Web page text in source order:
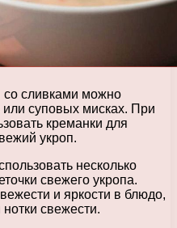
со сливками можно
или суповых мисках. При
креманки для
укроп.
несколько
свежего укропа.
и яркости в блюдо,
свежести.